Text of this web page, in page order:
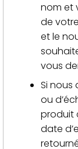
nom et
de
et le
vous
Si
ou
produit
date